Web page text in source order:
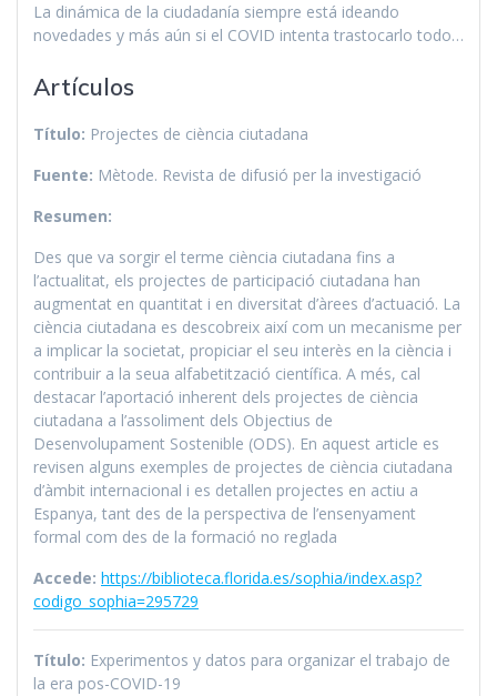
La dinámica de la ciudadanía siempre está ideando
novedades y más aún si el COVID intenta trastocarlo todo…
Artículos
Título: Projectes de ciència ciutadana
Fuente: Mètode. Revista de difusió per la investigació
Resumen:
Des que va sorgir el terme ciència ciutadana fins a
l’actualitat, els projectes de participació ciutadana han
augmentat en quantitat i en diversitat d’àrees d’actuació. La
ciència ciutadana es descobreix així com un mecanisme per
a implicar la societat, propiciar el seu interès en la ciència i
contribuir a la seua alfabetització científica. A més, cal
destacar l’aportació inherent dels projectes de ciència
ciutadana a l’assoliment dels Objectius de
Desenvolupament Sostenible (ODS). En aquest article es
revisen alguns exemples de projectes de ciència ciutadana
d’àmbit internacional i es detallen projectes en actiu a
Espanya, tant des de la perspectiva de l’ensenyament
formal com des de la formació no reglada
Accede: https://biblioteca.florida.es/sophia/index.asp?
codigo_sophia=295729
Título: Experimentos y datos para organizar el trabajo de
la era pos-COVID-19